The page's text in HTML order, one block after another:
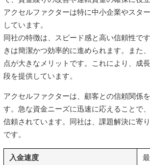
アクセルファクターは特に中小企業やスタ
しています。
同社の特徴は、スピード感と高い信頼性で
きは簡潔かつ効率的に進められます。また
点が大きなメリットです。これにより、成
段を提供しています。
アクセルファクターは、顧客との信頼関係
す。急な資金ニーズに迅速に応えることで
信頼されています。同社は、課題解決に寄
です。
入金速度